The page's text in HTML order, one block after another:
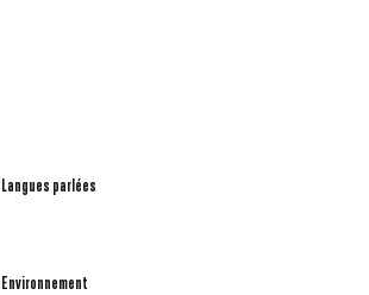
Langues parlées
Langues parlées
Environnement
Environnement